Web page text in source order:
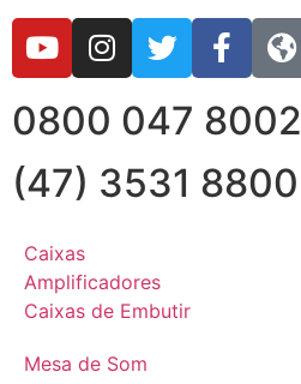
0800 047 8002
(47) 3531 8800
Caixas
Amplificadores
Caixas de Embutir
Mesa de Som